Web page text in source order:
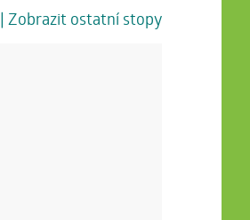
| Zobrazit ostatní stopy